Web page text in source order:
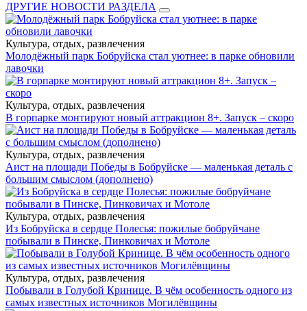
ДРУГИЕ НОВОСТИ РАЗДЕЛА
Культура, отдых, развлечения
Молодёжный парк Бобруйска стал уютнее: в парке обновили
лавочки
Культура, отдых, развлечения
В горпарке монтируют новый аттракцион 8+. Запуск – скоро
Культура, отдых, развлечения
Аист на площади Победы в Бобруйске — маленькая деталь с
большим смыслом (дополнено)
Культура, отдых, развлечения
Из Бобруйска в сердце Полесья: пожилые бобруйчане
побывали в Пинске, Пинковичах и Мотоле
Культура, отдых, развлечения
Побывали в Голубой Кринице. В чём особенность одного из
самых известных источников Могилёвщины